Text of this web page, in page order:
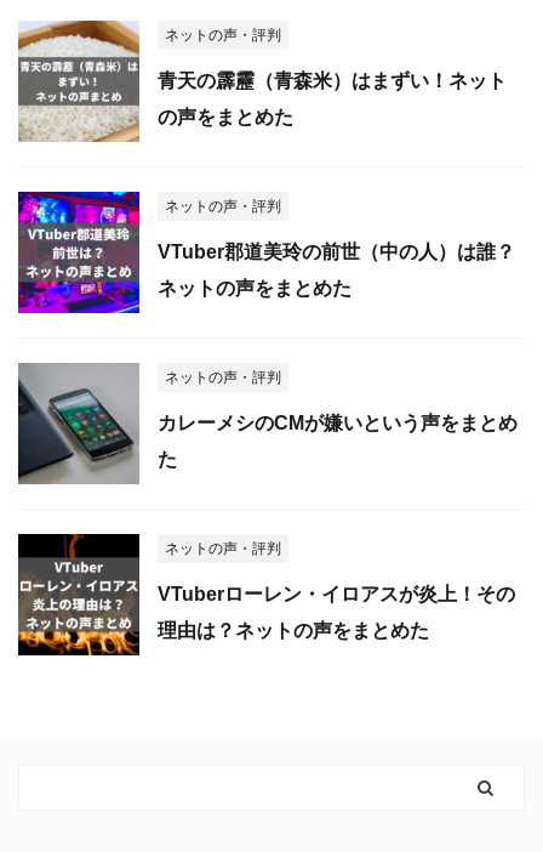
ネットの声・評判
青天の霹靂（青森米）はまずい！ネット
の声をまとめた
ネットの声・評判
VTuber郡道美玲の前世（中の人）は誰？
ネットの声をまとめた
ネットの声・評判
カレーメシのCMが嫌いという声をまとめ
た
ネットの声・評判
VTuberローレン・イロアスが炎上！その
理由は？ネットの声をまとめた